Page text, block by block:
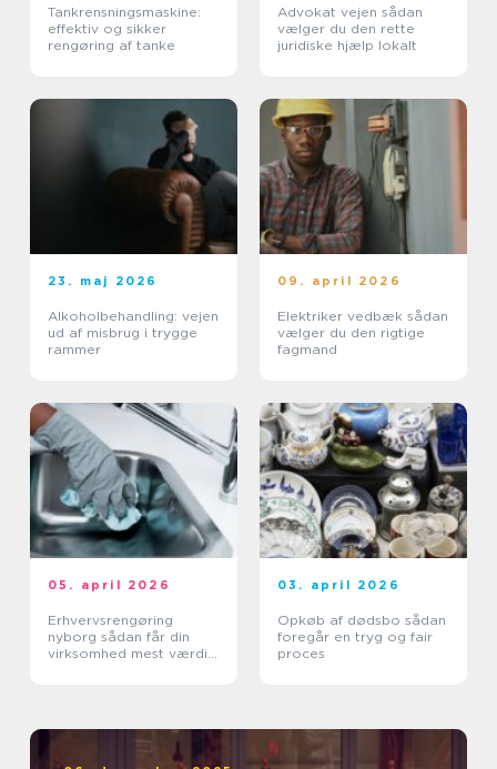
Tankrensningsmaskine:
effektiv og sikker
rengøring af tanke
Advokat vejen sådan
vælger du den rette
juridiske hjælp lokalt
23. maj 2026
Alkoholbehandling: vejen
ud af misbrug i trygge
rammer
09. april 2026
Elektriker vedbæk sådan
vælger du den rigtige
fagmand
05. april 2026
Erhvervsrengøring
nyborg sådan får din
virksomhed mest værdi
03. april 2026
Opkøb af dødsbo sådan
foregår en tryg og fair
proces